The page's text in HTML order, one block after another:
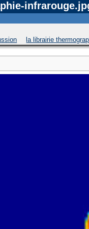
longer accepts the value 1,
la librairie